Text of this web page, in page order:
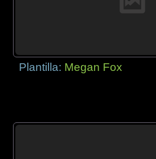
Plantilla: Megan Fox